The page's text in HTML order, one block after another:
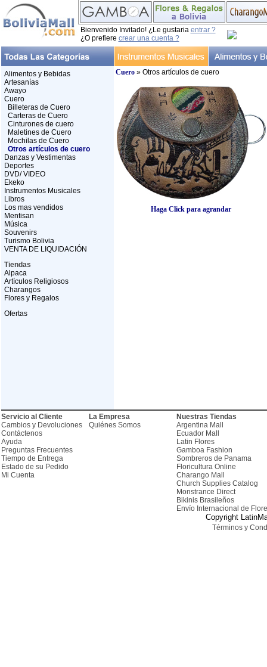
Bienvenido Invitado! ¿Le gustaria entrar ?
¿O prefiere crear una cuenta ?
Alimentos y Bebidas
Artesanías
Awayo
Cuero
Billeteras de Cuero
Carteras de Cuero
Cinturones de cuero
Maletines de Cuero
Mochilas de Cuero
Otros artículos de cuero
Danzas y Vestimentas
Deportes
DVD/ VIDEO
Ekeko
Instrumentos Musicales
Libros
Los mas vendidos
Mentisan
Música
Souvenirs
Turismo Bolivia
VENTA DE LIQUIDACIÓN
Tiendas
Alpaca
Artículos Religiosos
Charangos
Flores y Regalos
Ofertas
Cuero» Otros artículos de cuero
Haga Click para agrandar
Servicio al Cliente
Cambios y Devoluciones
Contáctenos
Ayuda
Preguntas Frecuentes
Tiempo de Entrega
Estado de su Pedido
Mi Cuenta
La Empresa
Quiénes Somos
Nuestras Tiendas
Argentina Mall
Ecuador Mall
Latin Flores
Gamboa Fashion
Sombreros de Panama
Floricultura Online
Charango Mall
Church Supplies Catalog
Monstrance Direct
Bikinis Brasileños
Envío Internacional de
Copyright
Términos y